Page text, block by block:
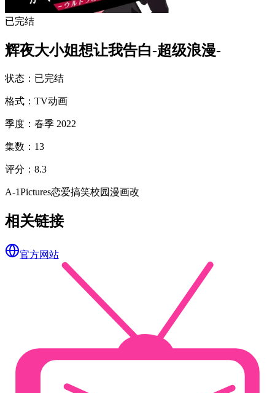
已完结
辉夜大小姐想让我告白-超级浪漫-
状态 ： 已完结
格式 ： TV动画
季度 ： 春季 2022
集数 ： 13
评分 ： 8.3
A-1Pictures恋爱搞笑校园漫画改
相关链接
官方网站